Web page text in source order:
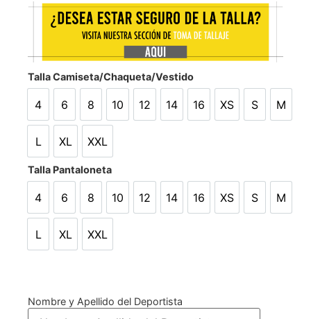
Talla Camiseta/Chaqueta/Vestido
4
4
6
6
8
8
10
10
12
12
14
14
16
16
XS
XS
S
S
M
M
L
L
XL
XL
XXL
XXL
Talla Pantaloneta
4
4
6
6
8
8
10
10
12
12
14
14
16
16
XS
XS
S
S
M
M
L
L
XL
XL
XXL
XXL
Nombre y Apellido del Deportista